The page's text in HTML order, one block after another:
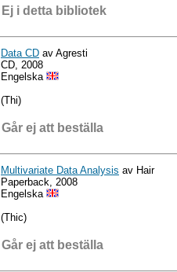
Ej i detta bibliotek
Data CD av Agresti
CD, 2008
Engelska
(Thi)
Går ej att beställa
Multivariate Data Analysis av Hair
Paperback, 2008
Engelska
(Thic)
Går ej att beställa